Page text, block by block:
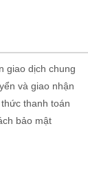
giao dịch chung
và giao nhận
thanh toán
bảo mật